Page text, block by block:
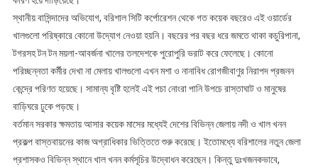
স্থানীয় বাসিন্দাদের অভিযোগ, বরিশাল সিটি কর্পোরেশন থেকে গত কয়েক বছরেও এই ওয়ার্ডের
খালগুলো পরিষ্কারে কোনো উদ্যোগ নেওয়া হয়নি। বছরের পর বছর ধরে জমতে থাকা কচুরিপানা,
টগরসহ টন টন ময়লা-আবর্জনা খালের তলদেশকে পুরোপুরি ভরাট করে ফেলেছে। কোনো
পরিচ্ছন্নতা কর্মীর দেখা না মেলায় খালগুলো এখন মশা ও নানাবিধ রোগজীবাণুর নিরাপদ প্রজনন
কেন্দ্রে পরিণত হয়েছে। সামান্য বৃষ্টি হলেই এই পচা নোংরা পানি উপচে রাস্তাঘাট ও মানুষের
বাড়িঘরে ঢুকে পড়ছে।
বর্তমান সরকার ক্ষমতায় আসার কয়েক মাসের মধ্যেই দেশের বিভিন্ন জেলায় নদী ও খাল খনন
প্রকল্প বাস্তবায়নের কাজ অগ্রাধিকার ভিত্তিতে শুরু করেছে। ইতোমধ্যে বরিশালের নতুন জেলা
প্রশাসকও বিভিন্ন স্থানে খাল খনন কর্মসূচির উদ্বোধন করেছেন। কিন্তু দুঃখজনকভাবে,